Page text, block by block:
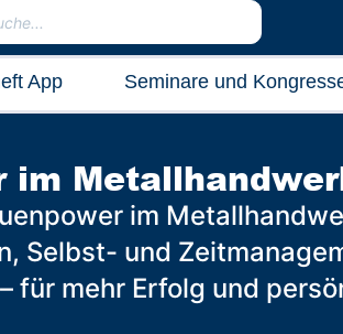
App Seminare und
im
im
Selbst- und
für mehr Erfolg und